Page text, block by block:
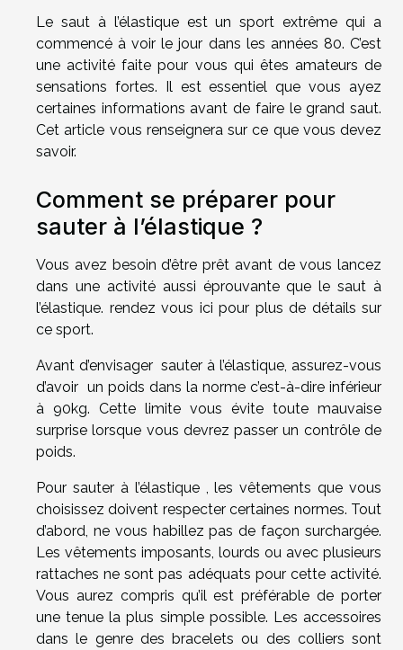
Le saut à l’élastique est un sport extrême qui a
commencé à voir le jour dans les années 80. C’est
une activité faite pour vous qui êtes amateurs de
sensations fortes. Il est essentiel que vous ayez
certaines informations avant de faire le grand saut.
Cet article vous renseignera sur ce que vous devez
savoir.
Comment se préparer pour
sauter à l’élastique ?
Vous avez besoin d’être prêt avant de vous lancez
dans une activité aussi éprouvante que le saut à
l’élastique. rendez vous ici pour plus de détails sur
ce sport.
Avant d’envisager sauter à l’élastique, assurez-vous
d’avoir un poids dans la norme c’est-à-dire inférieur
à 90kg. Cette limite vous évite toute mauvaise
surprise lorsque vous devrez passer un contrôle de
poids.
Pour sauter à l’élastique , les vêtements que vous
choisissez doivent respecter certaines normes. Tout
d’abord, ne vous habillez pas de façon surchargée.
Les vêtements imposants, lourds ou avec plusieurs
rattaches ne sont pas adéquats pour cette activité.
Vous aurez compris qu’il est préférable de porter
une tenue la plus simple possible. Les accessoires
dans le genre des bracelets ou des colliers sont